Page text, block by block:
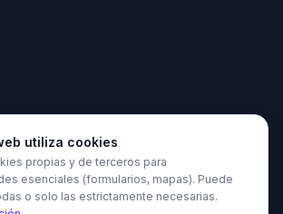
y 16:30–20:00
utiliza cookies
propias y de terceros para
esenciales (formularios, mapas). Puede
o solo las estrictamente necesarias.